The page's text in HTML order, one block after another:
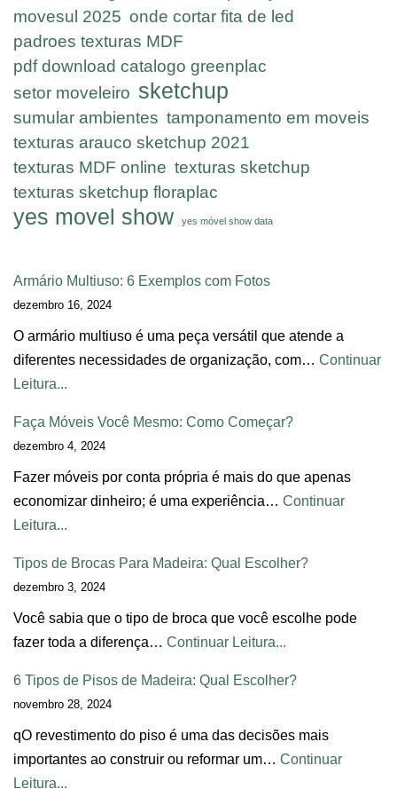
movesul 2025 onde cortar fita de led
padroes texturas MDF
pdf download catalogo greenplac
setor moveleiro sketchup
sumular ambientes tamponamento em moveis
texturas arauco sketchup 2021
texturas MDF online texturas sketchup
texturas sketchup floraplac
yes movel show yes móvel show data
Armário Multiuso: 6 Exemplos com Fotos
dezembro 16, 2024
O armário multiuso é uma peça versátil que atende a
diferentes necessidades de organização, com… Continuar
Leitura...
Faça Móveis Você Mesmo: Como Começar?
dezembro 4, 2024
Fazer móveis por conta própria é mais do que apenas
economizar dinheiro; é uma experiência… Continuar
Leitura...
Tipos de Brocas Para Madeira: Qual Escolher?
dezembro 3, 2024
Você sabia que o tipo de broca que você escolhe pode
fazer toda a diferença… Continuar Leitura...
6 Tipos de Pisos de Madeira: Qual Escolher?
novembro 28, 2024
qO revestimento do piso é uma das decisões mais
importantes ao construir ou reformar um… Continuar
Leitura...